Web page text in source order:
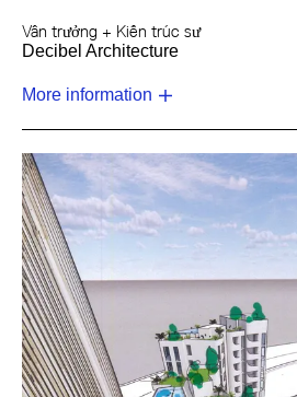
Vấn trưởng + Kiến trúc sư
Decibel Architecture
More information